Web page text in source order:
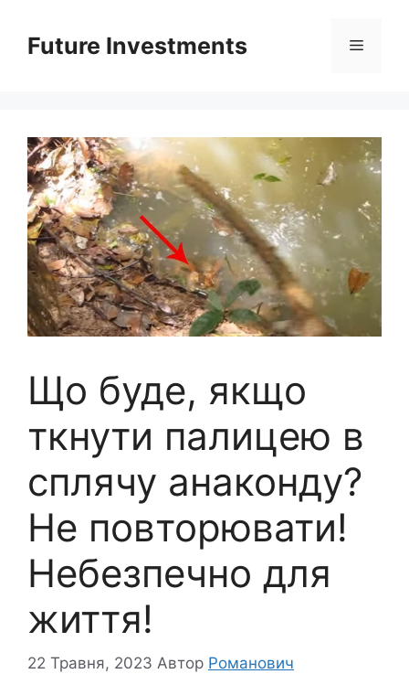
вмістуFuture Investments Меню
Що буде, якщо
ткнути палицею в
сплячу анаконду?
Не повторювати!
Небезпечно для
життя!
22 Травня, 2023 Автор Романович